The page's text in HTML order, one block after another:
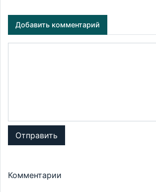
Добавить комментарий
Отправить
Комментарии